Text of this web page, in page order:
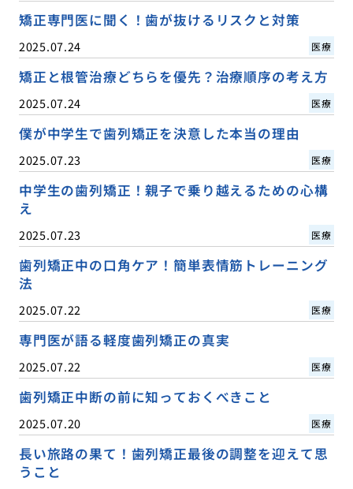
矯正専門医に聞く！歯が抜けるリスクと対策
2025.07.24 医療
矯正と根管治療どちらを優先？治療順序の考え方
2025.07.24 医療
僕が中学生で歯列矯正を決意した本当の理由
2025.07.23 医療
中学生の歯列矯正！親子で乗り越えるための心構
え
2025.07.23 医療
歯列矯正中の口角ケア！簡単表情筋トレーニング
法
2025.07.22 医療
専門医が語る軽度歯列矯正の真実
2025.07.22 医療
歯列矯正中断の前に知っておくべきこと
2025.07.20 医療
長い旅路の果て！歯列矯正最後の調整を迎えて思
うこと